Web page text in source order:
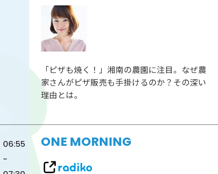
「ピザも焼く！」湘南の農園に注目。なぜ農
家さんがピザ販売も手掛けるのか？その深い
理由とは。
06:55
-
ONE MORNING